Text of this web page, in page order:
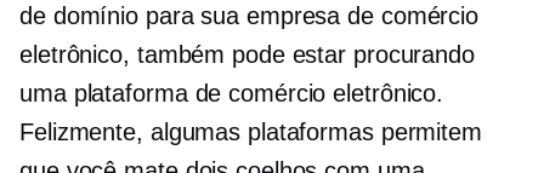
de domínio para sua empresa de comércio
eletrônico, também pode estar procurando
uma plataforma de comércio eletrônico.
Felizmente, algumas plataformas permitem